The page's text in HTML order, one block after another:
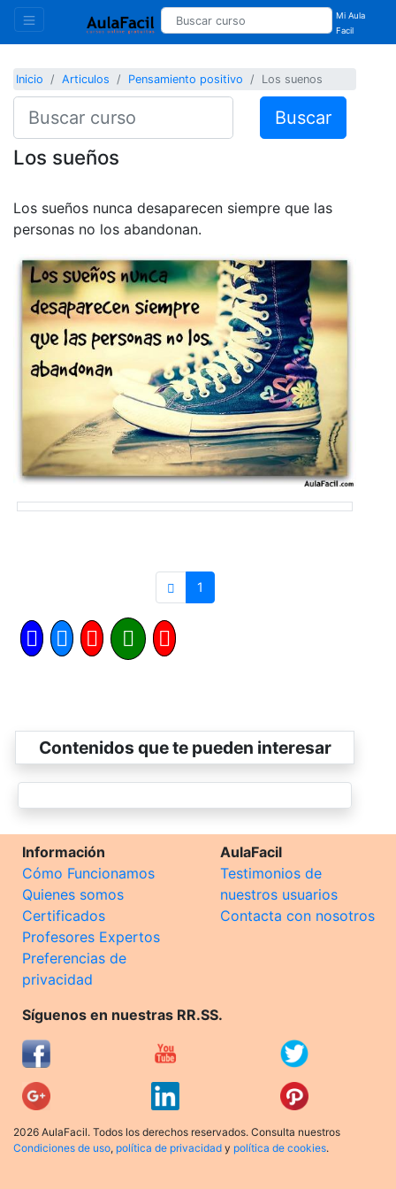
Mi Aula
Facil
Inicio Articulos Pensamiento positivo Los suenos
Buscar
Los sueños
Los sueños nunca desaparecen siempre que las
personas no los abandonan.
1
Contenidos que te pueden interesar
Información
Cómo Funcionamos
Quienes somos
Certificados
Profesores Expertos
Preferencias de
privacidad
AulaFacil
Testimonios de
nuestros usuarios
Contacta con nosotros
Síguenos en nuestras RR.SS.
2026 AulaFacil. Todos los derechos reservados. Consulta nuestros
Condiciones de uso, política de privacidad y política de cookies.